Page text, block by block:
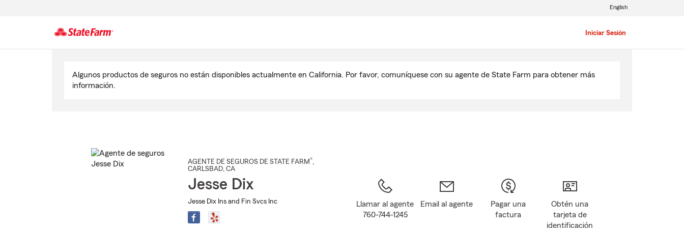
Iniciar Sesión
English
Algunos productos de seguros no están disponibles actualmente en California. Por favor, comuníquese con su agente de State Farm para obtener más
información.
AGENTE DE SEGUROS DE STATE FARM®,
CARLSBAD, CA
Jesse Dix
Jesse Dix Ins and Fin Svcs Inc
Llamar al agente
760-744-1245
Email al agente
Pagar una
factura
Obtén una
tarjeta de
identificación